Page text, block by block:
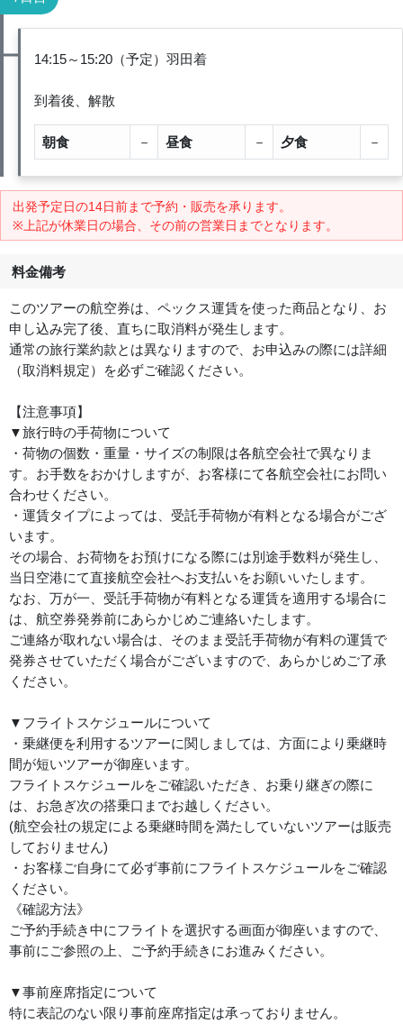
14:15～15:20（予定）羽田着
到着後、解散
朝食 － 昼食 － 夕食 －
出発予定日の14日前まで予約・販売を承ります。
※上記が休業日の場合、その前の営業日までとなります。
料金備考
このツアーの航空券は、ペックス運賃を使った商品となり、お
申し込み完了後、直ちに取消料が発生します。
通常の旅行業約款とは異なりますので、お申込みの際には詳細
（取消料規定）を必ずご確認ください。
【注意事項】
▼旅行時の手荷物について
・荷物の個数・重量・サイズの制限は各航空会社で異なりま
す。お手数をおかけしますが、お客様にて各航空会社にお問い
合わせください。
・運賃タイプによっては、受託手荷物が有料となる場合がござ
います。
その場合、お荷物をお預けになる際には別途手数料が発生し、
当日空港にて直接航空会社へお支払いをお願いいたします。
なお、万が一、受託手荷物が有料となる運賃を適用する場合に
は、航空券発券前にあらかじめご連絡いたします。
ご連絡が取れない場合は、そのまま受託手荷物が有料の運賃で
発券させていただく場合がございますので、あらかじめご了承
ください。
▼フライトスケジュールについて
・乗継便を利用するツアーに関しましては、方面により乗継時
間が短いツアーが御座います。
フライトスケジュールをご確認いただき、お乗り継ぎの際に
は、お急ぎ次の搭乗口までお越しください。
(航空会社の規定による乗継時間を満たしていないツアーは販売
しておりません)
・お客様ご自身にて必ず事前にフライトスケジュールをご確認
ください。
《確認方法》
ご予約手続き中にフライトを選択する画面が御座いますので、
事前にご参照の上、ご予約手続きにお進みください。
▼事前座席指定について
特に表記のない限り事前座席指定は承っておりません。